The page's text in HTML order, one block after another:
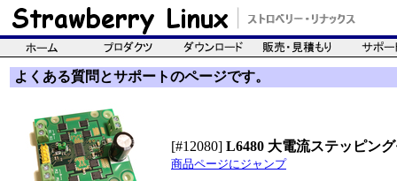
よくある質問とサポートのページです。
[#12080] L6480 大電流ステッピン
商品ページにジャンプ